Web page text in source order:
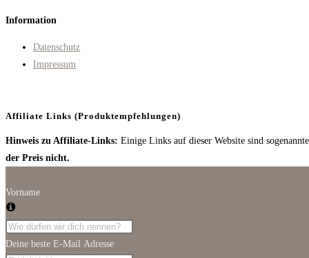
Information
Datenschutz
Impressum
Affiliate Links (Produktempfehlungen)
Hinweis zu Affiliate-Links: Einige Links auf dieser Website sind
der Preis nicht.
Vorname
Deine beste E-Mail Adresse